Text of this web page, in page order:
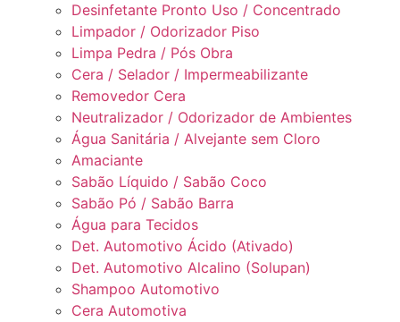
Desinfetante Pronto Uso / Concentrado
Limpador / Odorizador Piso
Limpa Pedra / Pós Obra
Cera / Selador / Impermeabilizante
Removedor Cera
Neutralizador / Odorizador de Ambientes
Água Sanitária / Alvejante sem Cloro
Amaciante
Sabão Líquido / Sabão Coco
Sabão Pó / Sabão Barra
Água para Tecidos
Det. Automotivo Ácido (Ativado)
Det. Automotivo Alcalino (Solupan)
Shampoo Automotivo
Cera Automotiva